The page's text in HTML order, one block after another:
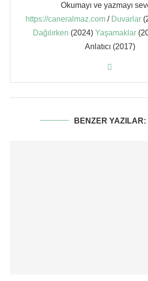
Okumayı ve yazmayı
https://caneralmaz.com/ Duvarlar
Dağılırken (2024) Yaşamaklar
Anlatıcı (2017)
BENZER YAZILAR: